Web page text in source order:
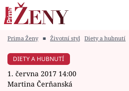
Módní alarm
Zrádci
Prima Ženy ■ Životní styl Diety a hubnutí
DIETY A HUBNUTÍ
1. června 2017 14:00
Martina Čerňanská